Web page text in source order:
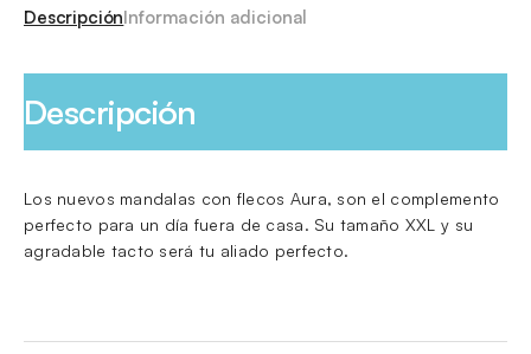
DescripciónInformación adicional
Descripción
Los nuevos mandalas con flecos Aura, son el complemento
perfecto para un día fuera de casa. Su tamaño XXL y su
agradable tacto será tu aliado perfecto.